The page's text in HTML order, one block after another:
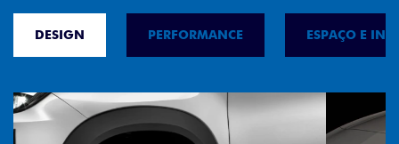
DESIGN PERFORMANCE ESPAÇO E